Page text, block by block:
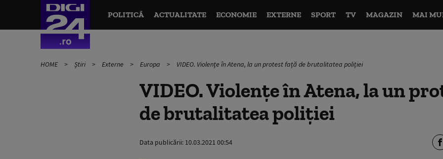
POLITICĂ ACTUALITATE ECONOMIE EXTERNE SPORT TV MAGAZIN MAI
HOME Știri Externe Europa VIDEO. Violențe în Atena, la un protest față de brutalitatea poliției
VIDEO. Violențe în Atena, la un
de brutalitatea poliției
Data publicării: 10.03.2021 00:54